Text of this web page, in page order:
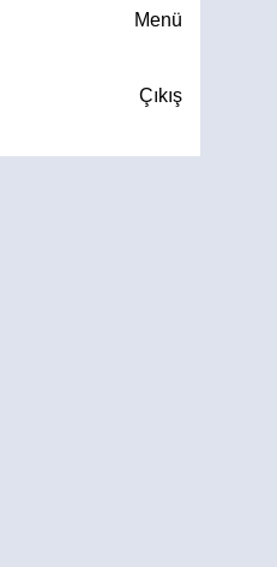
Menü
Çıkış